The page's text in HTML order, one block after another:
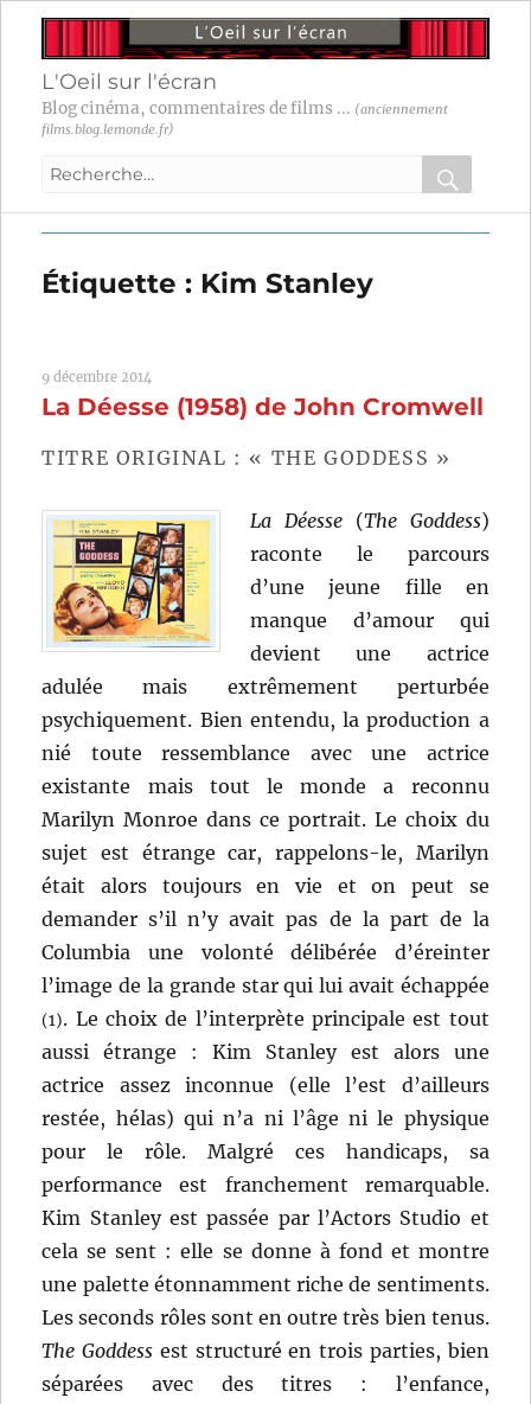
L'Oeil sur l'écran
Blog cinéma, commentaires de films ... (anciennement
films.blog.lemonde.fr)
Recherche
:
OK
Étiquette : Kim Stanley
9 décembre 2014
La Déesse (1958) de John Cromwell
TITRE ORIGINAL : « THE GODDESS »
La Déesse (The Goddess)
raconte le parcours
d’une jeune fille en
manque d’amour qui
devient une actrice
adulée mais extrêmement perturbée
psychiquement. Bien entendu, la production a
nié toute ressemblance avec une actrice
existante mais tout le monde a reconnu
Marilyn Monroe dans ce portrait. Le choix du
sujet est étrange car, rappelons-le, Marilyn
était alors toujours en vie et on peut se
demander s’il n’y avait pas de la part de la
Columbia une volonté délibérée d’éreinter
l’image de la grande star qui lui avait échappée
(1). Le choix de l’interprète principale est tout
aussi étrange : Kim Stanley est alors une
actrice assez inconnue (elle l’est d’ailleurs
restée, hélas) qui n’a ni l’âge ni le physique
pour le rôle. Malgré ces handicaps, sa
performance est franchement remarquable.
Kim Stanley est passée par l’Actors Studio et
cela se sent : elle se donne à fond et montre
une palette étonnamment riche de sentiments.
Les seconds rôles sont en outre très bien tenus.
The Goddess est structuré en trois parties, bien
séparées avec des titres : l’enfance,